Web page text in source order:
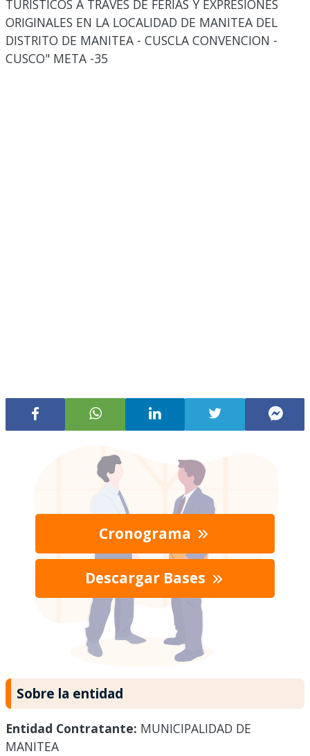
TURISTICOS A TRAVES DE FERIAS Y EXPRESIONES
ORIGINALES EN LA LOCALIDAD DE MANITEA DEL
DISTRITO DE MANITEA - CUSCLA CONVENCION -
CUSCO" META -35
Cronograma
Descargar Bases
Sobre la entidad
Entidad Contratante: MUNICIPALIDAD DE
MANITEA